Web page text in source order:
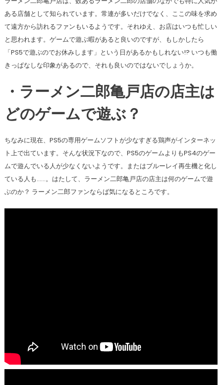
ある店舗として知られています。常連が多いだけでなく、ここの味を求め
て遠方から訪れるファンもいるようです。それゆえ、お店はいつも忙しい
と思われます。ゲームで遊ぶ暇があると良いのですが、もしかしたら
「PS5で遊ぶのでお休みします」という日があるかもしれない!? いつも働
きっぱなしな印象があるので、それも良いのではないでしょうか。
・ラーメン二郎亀戸店の店主は
どのゲームで遊ぶ？
ちなみに現在、PS5の専用ゲームソフトが少なすぎる鶏声がインターネッ
ト上で出ています。そんな状況下なので、PS5のゲームよりもPS4のゲー
ムで遊んでいる人が少なくないようです。またはブルーレイ再生機と化し
ている人も……。はたして、ラーメン二郎亀戸店の店主は何のゲームで遊
ぶのか？ ラーメン二郎ファンならば気になるところです。